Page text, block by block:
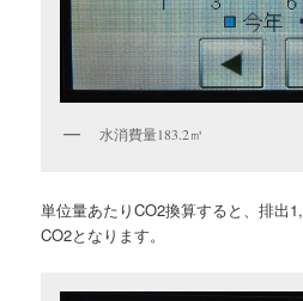
水消費量183.2㎥
単位量あたりCO2換算すると、排出
CO2となります。